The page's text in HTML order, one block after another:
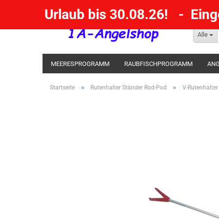
Alle
Urlaub bis 30.08.26! -
MEERESPROGRAMM RAUBFISCHPROGRAMM
KESCHER / SENKE / GAFF POSEN SBIRULINOS
Startseite » Rutenhalter Ständer Rod-Pod » V-